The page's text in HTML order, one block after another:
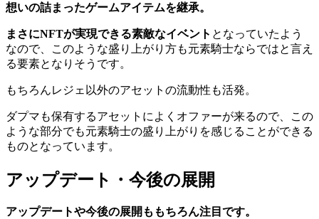
想いの詰まったゲームアイテムを継承。
まさにNFTが実現できる素敵なイベント となっていたよう
なので、このような盛り上がり方も元素騎士ならではと言え
る要素となりそうです。
もちろんレジェ以外のアセットの流動性も活発。
ダプマも保有するアセットによくオファーが来るので、この
ような部分でも元素騎士の盛り上がりを感じることができる
ものとなっています。
アップデート・今後の展開
アップデートや今後の展開ももちろん注目です。